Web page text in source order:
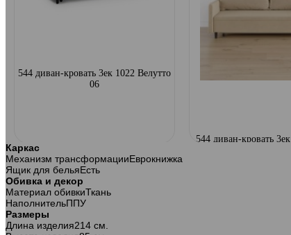
544 диван-кровать 3ек 1022 Велутто
06
544 диван-кровать
Каркас
Механизм трансформацииЕврокнижка
Ящик для бельяЕсть
Обивка и декор
Материал обивкиТкань
НаполнительППУ
Размеры
Длина изделия214 см.